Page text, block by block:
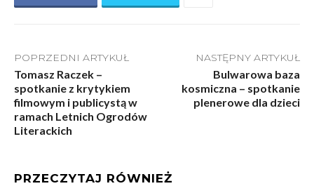
POPRZEDNI ARTYKUŁ
Tomasz Raczek –
spotkanie z krytykiem
filmowym i publicystą w
ramach Letnich Ogrodów
Literackich
NASTĘPNY ARTYKUŁ
Bulwarowa baza
kosmiczna – spotkanie
plenerowe dla dzieci
PRZECZYTAJ RÓWNIEŻ